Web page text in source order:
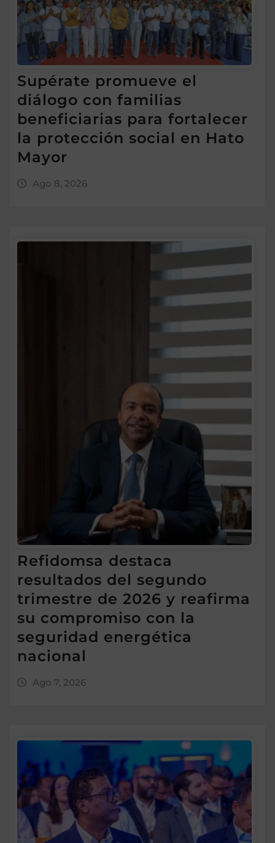
Supérate promueve el
diálogo con familias
beneficiarias para fortalecer
la protección social en Hato
Mayor
Ago 8, 2026
Refidomsa destaca
resultados del segundo
trimestre de 2026 y reafirma
su compromiso con la
seguridad energética
nacional
Ago 7, 2026